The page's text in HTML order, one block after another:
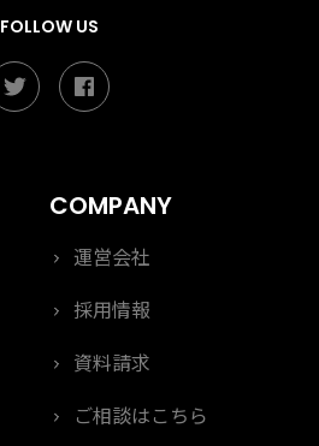
FOLLOW US
運営会社
採用情報
資料請求
ご相談はこちら